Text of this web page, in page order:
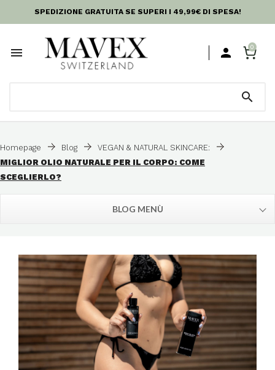
SPEDIZIONE GRATUITA SE SUPERI I 49,99€ DI SPESA!
  0

Homepage Blog
VEGAN & NATURAL SKINCARE:
MIGLIOR OLIO NATURALE PER IL CORPO: COME
SCEGLIERLO?
BLOG MENÙ